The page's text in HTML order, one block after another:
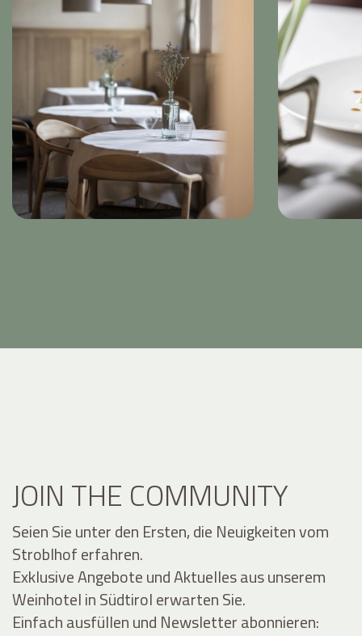
JOIN THE COMMUNITY
Seien Sie unter den Ersten, die Neuigkeiten vom
Stroblhof erfahren.
Exklusive Angebote und Aktuelles aus unserem
Weinhotel in Südtirol erwarten Sie.
Einfach ausfüllen und Newsletter abonnieren: